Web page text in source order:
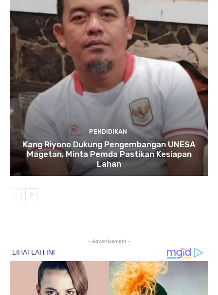
PENDIDIKAN
Kang Riyono Dukung Pengembangan UNESA
Magetan, Minta Pemda Pastikan Kesiapan
Lahan
- Advertisement -